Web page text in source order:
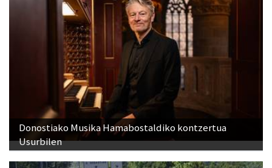
Donostiako Musika Hamabostaldiko kontzertua
Usurbilen